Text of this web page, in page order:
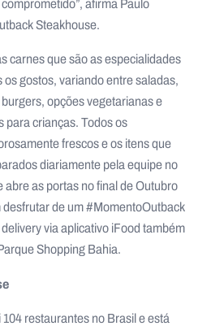
Steakhouse.
carnes que são as especialidades
gostos, variando entre saladas,
opções vegetarianas e
para crianças. Todos os
frescos e os itens que
diariamente pela equipe no
as portas no final de Outubro
de um #MomentoOutback
via aplicativo iFood também
Shopping Bahia.
restaurantes no Brasil e está